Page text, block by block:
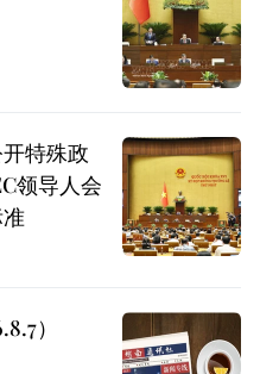
特殊政
领导人会
）